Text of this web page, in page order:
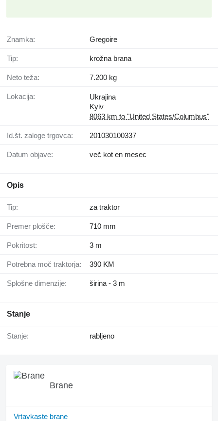
Znamka: Gregoire
Tip: krožna brana
Neto teža: 7.200 kg
Lokacija:
Ukrajina
Kyiv
8063 km to "United States/Columbus"
Id.št. zaloge trgovca: 201030100337
Datum objave: več kot en mesec
Opis
Tip: za traktor
Premer plošče: 710 mm
Pokritost: 3 m
Potrebna moč traktorja: 390 KM
Splošne dimenzije: širina - 3 m
Stanje
Stanje: rabljeno
Brane
Vrtavkaste brane